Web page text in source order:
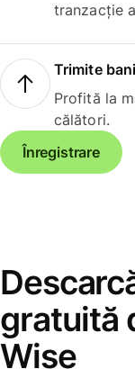
tranzacție
Trimite
Profită la
călători.
Înregistrare
gratuită
Wise